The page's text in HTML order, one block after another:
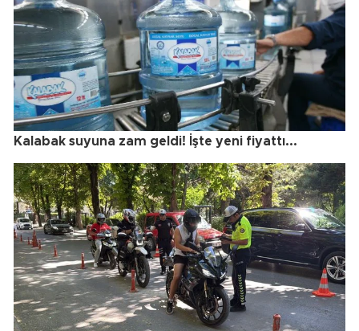
Kalabak suyuna zam geldi! İşte yeni fiyattı...